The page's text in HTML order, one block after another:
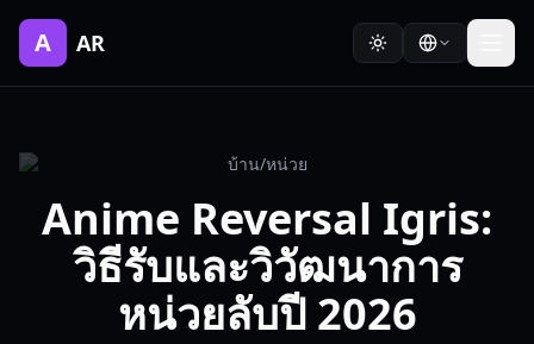
A AR
บ้าน/หน่วย
Anime Reversal Igris:
วิธีรับและวิวัฒนาการ
หน่วยลับปี 2026